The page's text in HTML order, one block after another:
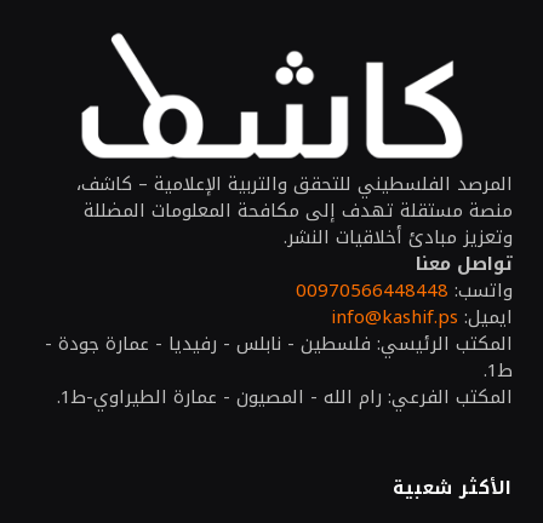
المرصد الفلسطيني للتحقق والتربية الإعلامية – كاشف،
منصة مستقلة تهدف إلى مكافحة المعلومات المضللة
وتعزيز مبادئ أخلاقيات النشر.
تواصل معنا
واتسب: 00970566448448
ايميل: info@kashif.ps
المكتب الرئيسي: فلسطين - نابلس - رفيديا - عمارة جودة -
ط1.
المكتب الفرعي: رام الله - المصيون - عمارة الطيراوي-ط1.
الأكثر شعبية